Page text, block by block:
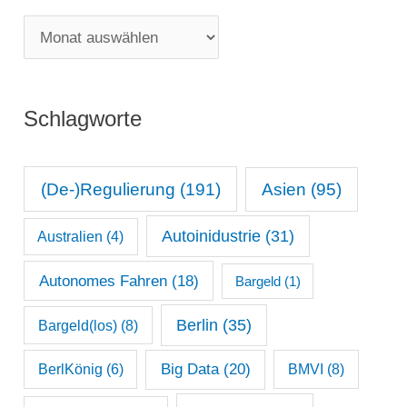
n
o
a
a
h
Schlagworte
(De-)Regulierung (191) Asien (95)
Australien (4) Autoinidustrie(31)
Autonomes Fahren(18) Bargeld(1)
Bargeld(los)(8) Berlin (35)
BerlKönig (6) Big Data(20) BMVI (8)